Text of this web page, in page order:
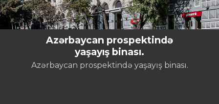
Azərbaycan prospektində
yaşayış binası.
Azərbaycan prospektində yaşayış binası.